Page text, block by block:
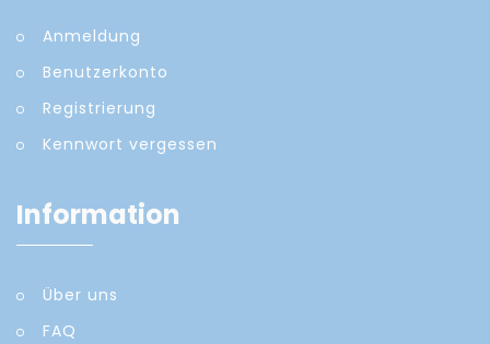
Anmeldung
Benutzerkonto
Registrierung
Kennwort vergessen
Information
Über uns
FAQ